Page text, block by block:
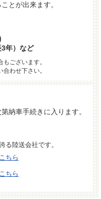
とが出来ます。
年）など
ございます。
わせ下さい。
納車手続きに入ります。
る陸送会社です。
ちら
ちら